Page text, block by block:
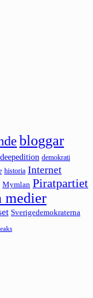
bloggar
deepedition demokrati
historia Internet
Mymlan Piratpartiet
medier
Sverigedemokraterna